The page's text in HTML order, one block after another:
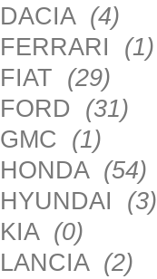
DACIA (4)
FERRARI (1)
FIAT (29)
FORD (31)
GMC (1)
HONDA (54)
HYUNDAI (3)
KIA (0)
LANCIA (2)